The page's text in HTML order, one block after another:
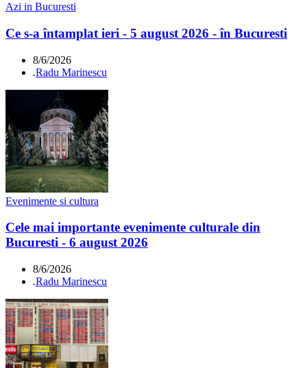
Azi in Bucuresti
Ce s-a întamplat ieri - 5 august 2026 - în Bucuresti
8/6/2026
.Radu Marinescu
Evenimente si cultura
Cele mai importante evenimente culturale din
Bucuresti - 6 august 2026
8/6/2026
.Radu Marinescu